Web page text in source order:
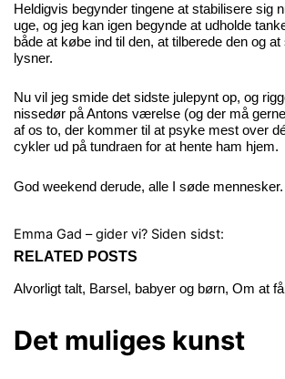
Heldigvis begynder tingene at stabilisere sig
uge, og jeg kan igen begynde at udholde
både at købe ind til den, at tilberede den og
lysner.
Nu vil jeg smide det sidste julepynt op, og
nissedør på Antons værelse (og der må
af os to, der kommer til at psyke mest over
cykler ud på tundraen for at hente ham hjem.
God weekend derude, alle I søde mennesker.
Emma Gad – gider vi?Siden sidst:
RELATED POSTS
Alvorligt talt, Barsel, babyer og børn, Om at
Det muliges kunst